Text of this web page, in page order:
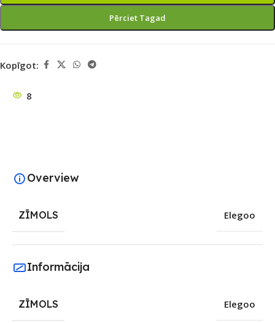
Pērciet Tagad
Kopīgot:
8
Overview
ZĪMOLS Elegoo
Informācija
ZĪMOLS Elegoo